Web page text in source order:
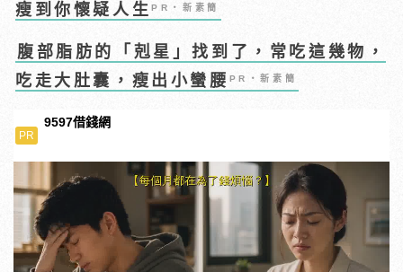
瘦到你懷疑人生PR・新素簡
腹部脂肪的「剋星」找到了，常吃這幾物，
吃走大肚囊，瘦出小蠻腰 PR・新素簡
PR
9597借錢網